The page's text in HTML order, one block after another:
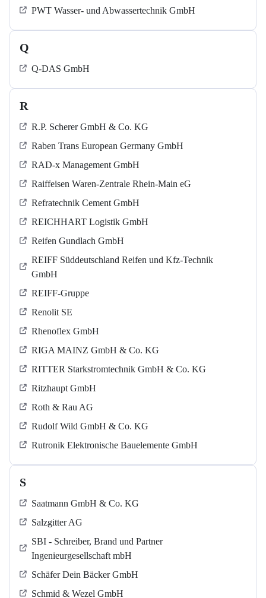
PWT Wasser- und Abwassertechnik GmbH
Q
Q-DAS GmbH
R
R.P. Scherer GmbH & Co. KG
Raben Trans European Germany GmbH
RAD-x Management GmbH
Raiffeisen Waren-Zentrale Rhein-Main eG
Refratechnik Cement GmbH
REICHHART Logistik GmbH
Reifen Gundlach GmbH
REIFF Süddeutschland Reifen und Kfz-Technik
GmbH
REIFF-Gruppe
Renolit SE
Rhenoflex GmbH
RIGA MAINZ GmbH & Co. KG
RITTER Starkstromtechnik GmbH & Co. KG
Ritzhaupt GmbH
Roth & Rau AG
Rudolf Wild GmbH & Co. KG
Rutronik Elektronische Bauelemente GmbH
S
Saatmann GmbH & Co. KG
Salzgitter AG
SBI - Schreiber, Brand und Partner
Ingenieurgesellschaft mbH
Schäfer Dein Bäcker GmbH
Schmid & Wezel GmbH